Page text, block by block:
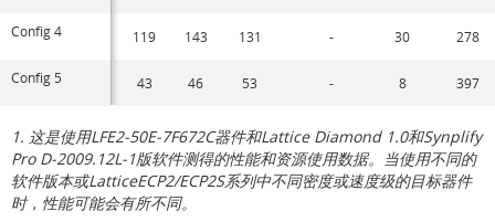
Config 4 119 143 131 - 30 278
Config 5 43 46 53 - 8 397
1. 这是使用LFE2-50E-7F672C器件和Lattice Diamond 1.0和Synplify
Pro D-2009.12L-1版软件测得的性能和资源使用数据。当使用不同的
软件版本或LatticeECP2/ECP2S系列中不同密度或速度级的目标器件
时，性能可能会有所不同。